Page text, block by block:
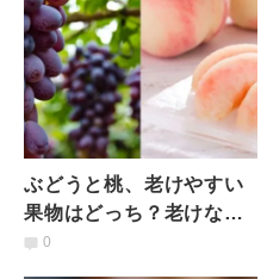
ぶどうと桃、老けやすい
果物はどっち？老けない
食べ方とは？管理栄養士
0